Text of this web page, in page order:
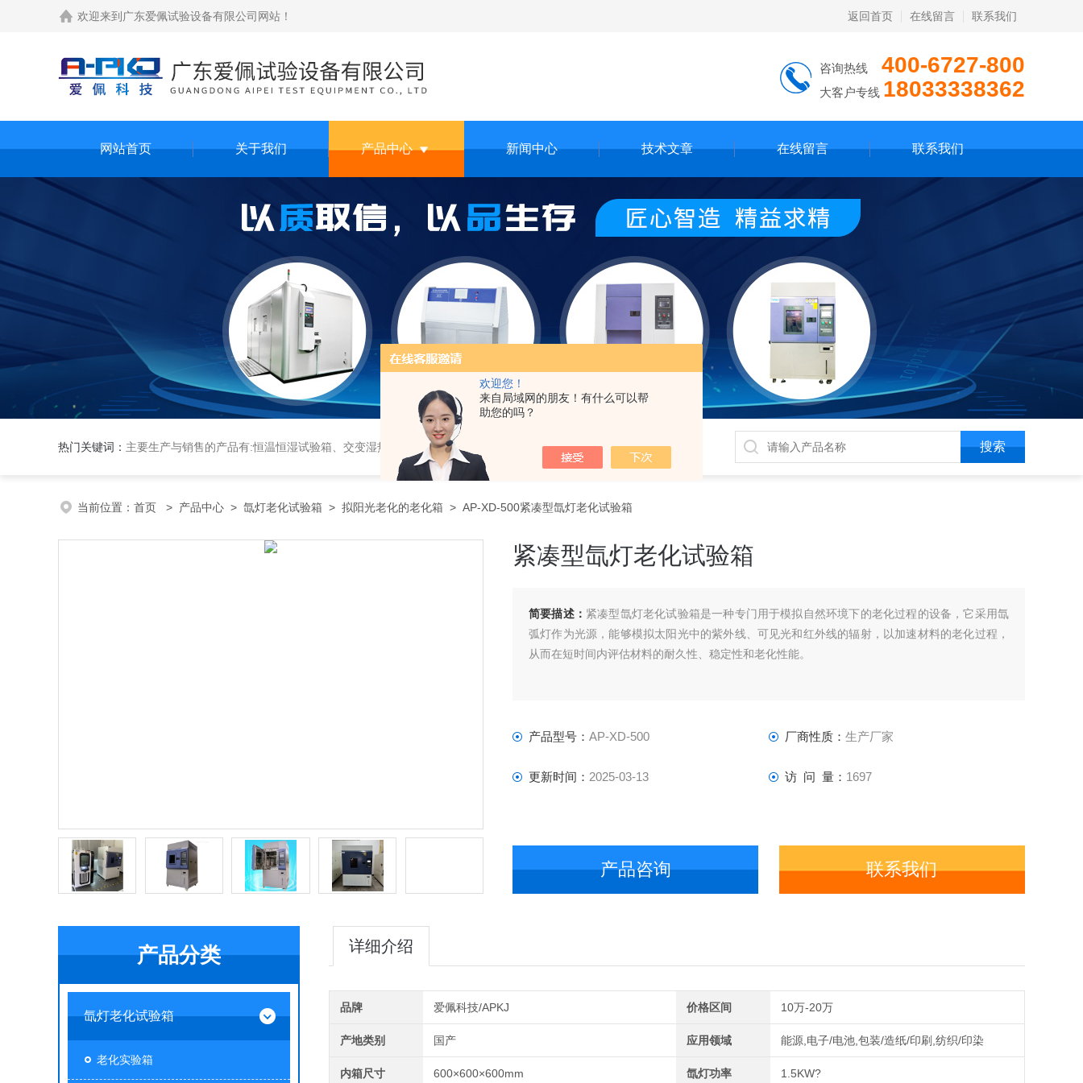
欢迎您！
来自局域网的朋友！有什么可以帮
助您的吗？
欢迎来到 广东爱佩试验设备有限公司网站 ！ 返回首页 在线留言 联系我们
咨询热线 400-6727-800
大客户专线 18033338362
网站首页 关于我们 产品中心 新闻中心 技术文章 在线留言 联系我们
热门关键词： 主要生产与销售的产品有:恒温恒湿试验箱、交变湿热试验箱、高低温交变试验箱、冷热冲击实验箱、紫外光试验箱、氙灯老化箱、恒温恒湿实验室、沙尘试验箱、淋雨试验箱、盐水喷雾试验箱、各种振动试验台、拉力试验机、蒸汽老化试验机、跌落试验机、插拔力试验机、按健寿命试验机、纸带耐磨擦试验机、工业烘烤箱
当前位置： 首页 > 产品中心 > 氙灯老化试验箱 > 拟阳光老化的老化箱 > AP-XD-500紧凑型氙灯老化试验箱
紧凑型氙灯老化试验箱
简要描述： 紧凑型氙灯老化试验箱是一种专门用于模拟自然环境下的老化过程的设备，它采用氙
弧灯作为光源，能够模拟太阳光中的紫外线、可见光和红外线的辐射，以加速材料的老化过程，
从而在短时间内评估材料的耐久性、稳定性和老化性能。
产品型号： AP-XD-500 厂商性质： 生产厂家
更新时间： 2025-03-13 访 问 量： 1697
产品咨询 联系我们
产品分类
氙灯老化试验箱
老化实验箱
详细介绍
品牌 爱佩科技/APKJ 价格区间 10万-20万
产地类别 国产 应用领域 能源,电子/电池,包装/造纸/印刷,纺织/印染
内箱尺寸 600×600×600mm 氙灯功率 1.5KW?